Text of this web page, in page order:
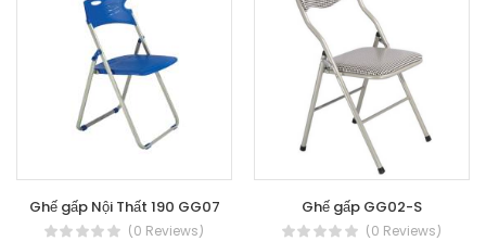
Ghế gấp Nội Thất 190 GG07
(0 Reviews)
Ghế gấp GG02-S
(0 Reviews)